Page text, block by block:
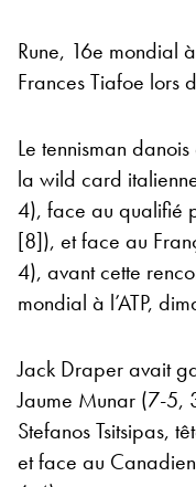
Rune, 16e mondial
Frances Tiafoe lors
Le tennisman
la wild card
4), face au qualifié
[8]), et face au
4), avant cette
mondial à l’ATP,
Jack Draper avait
Jaume Munar (7-
Stefanos Tsitsipas,
et face au